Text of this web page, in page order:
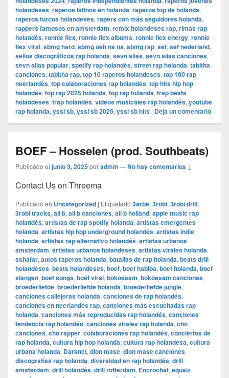
holandeses, raperos latinos en holanda, raperos top de holanda,
raperos turcos holandeses, rapers con más seguidores holanda,
rappers famosos en amsterdam, remix holandeses rap, rimas rap
holandés, ronnie flex, ronnie flex albums, ronnie flex energy, ronnie
flex viral, sbmg hard, sbmg oeh na na, sbmg rap, sef, sef nederland,
sellos discográficos rap holanda, sevn alias, sevn alias canciones,
sevn alias popular, spotify rap holandés, street rap holanda, tabitha
canciones, tabitha rap, top 10 raperos holandeses, top 100 rap
neerlandés, top colaboraciones rap holandés, top hits hip hop
holandés, top rap 2025 holanda, top rap holanda, trap beats
holandeses, trap holandés, videos musicales rap holandés, youtube
rap holanda, yssi sb, yssi sb 2025, yssi sb hits | Deja un comentario
BOEF – Hosselen (prod. Southbeats)
Publicado el junio 3, 2025poradmin—No hay comentarios ↓
Contact Us on Threema
Publicado en Uncategorized | Etiquetado 3arbe, 3robi, 3robi drill,
3robi tracks, ali b, ali b canciones, ali b holland, apple music rap
holandés, artistas de rap spotify holanda, artistas emergentes
holanda, artistas hip hop underground holandés, artistas indie
holanda, artistas rap alternativo holandés, artistas urbanos
amsterdam, artistas urbanos holandeses, artistas virales holanda,
ashafar, autos raperos holanda, batallas de rap holanda, beats drill
holandeses, beats holandeses, boef, boef habiba, boef holanda, boef
slangen, boef songs, boef viral, bokoesam, bokoesam canciones,
broederliefde, broederliefde holanda, broederliefde jungle,
canciones callejeras holanda, canciones de rap holandés,
canciones en neerlandés rap, canciones más escuchadas rap
holanda, canciones más reproducidas rap holandés, canciones
tendencia rap holandés, canciones virales rap holanda, cho
canciones, cho rapper, colaboraciones rap holandés, conciertos de
rap holanda, cultura hip hop holanda, cultura rap holandesa, cultura
urbana holanda, Darknet, dion mase, dion mase canciones,
discografías rap holanda, diversidad en rap holandés, drill
amsterdam, drill holandés, drill rotterdam, Encrochat, equalz